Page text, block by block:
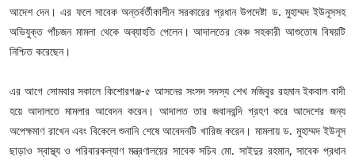
আদেশ দেন। এর ফলে সাবেক অন্তর্বর্তীকালীন সরকারের প্রধান উপদেষ্টা ড. মুহাম্মদ ইউনূসসহ
অভিযুক্ত পাঁচজন মামলা থেকে অব্যাহতি পেলেন। আদালতের বেঞ্চ সহকারী আশুতোষ বিষয়টি
নিশ্চিত করেছেন।
এর আগে সোমবার সকালে কিশোরগঞ্জ-৫ আসনের সংসদ সদস্য শেখ মজিবুর রহমান ইকবাল বাদী
হয়ে আদালতে মামলার আবেদন করেন। আদালত তার জবানবন্দি গ্রহণ করে আদেশের জন্য
অপেক্ষমাণ রাখেন এবং বিকেলে শুনানি শেষে আবেদনটি খারিজ করেন। মামলায় ড. মুহাম্মদ ইউনূস
ছাড়াও স্বাস্থ্য ও পরিবারকল্যাণ মন্ত্রণালয়ের সাবেক সচিব মো. সাইদুর রহমান, সাবেক প্রধান